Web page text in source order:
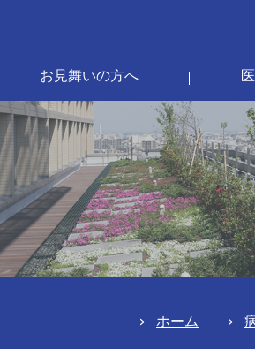
お見舞いの方へ
ホーム